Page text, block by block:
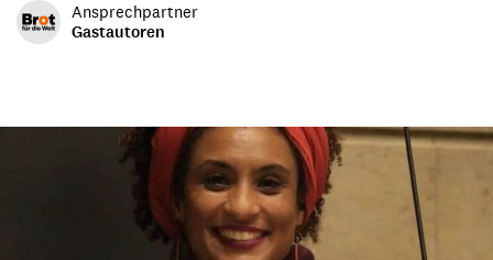
Ansprechpartner
Gastautoren